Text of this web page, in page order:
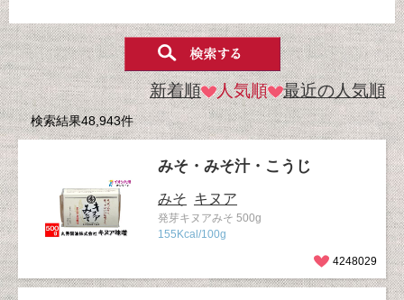
新着順 人気順 最近の人気順
検索結果48,943件
みそ・みそ汁・こうじ
みそ キヌア
発芽キヌアみそ 500g
155Kcal/100g
4248029